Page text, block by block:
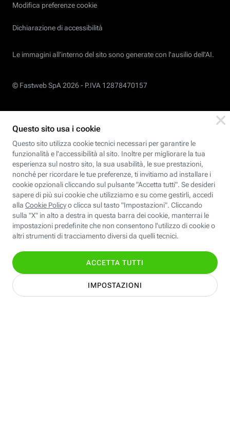
Modifica preferenze cookie
Dichiarazione di accessibilità
Le immagini all’interno del sito sono generate con l'ausilio dell'AI.
© Fastweb SpA 2026 - P.IVA 12878470157